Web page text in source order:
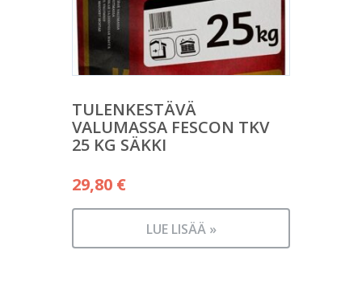
TULENKESTÄVÄ
VALUMASSA FESCON TKV
25 KG SÄKKI
29,80 €
LUE LISÄÄ »